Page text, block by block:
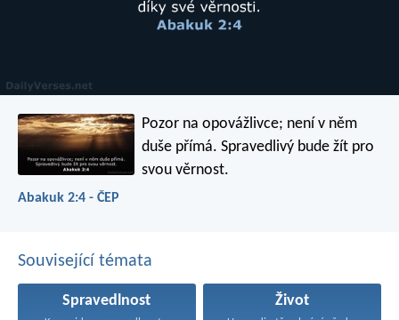
Pozor na opovážlivce; není v něm
duše přímá. Spravedlivý bude žít pro
svou věrnost.
Abakuk 2:4 - ČEP
Související témata
Spravedlnost Život